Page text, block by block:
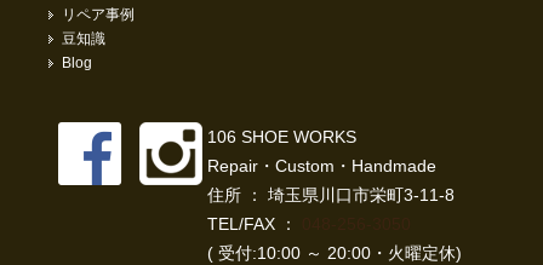
リペア事例
豆知識
Blog
106 SHOE WORKS
Repair・Custom・Handmade
住所 ： 埼玉県川口市栄町3-11-8
TEL/FAX ：
( 受付:10:00 ～ 20:00・火曜定休)